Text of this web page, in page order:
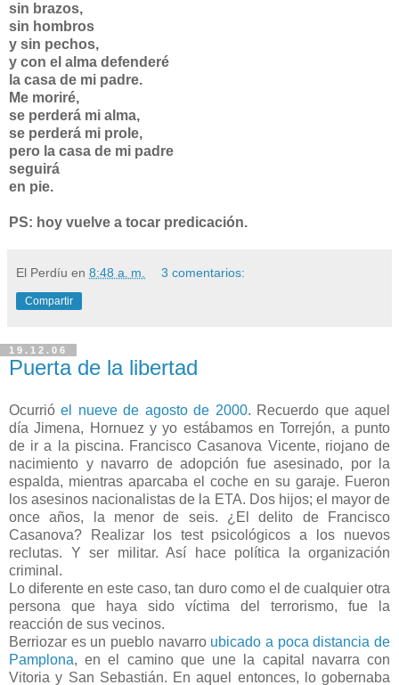
sin brazos,
sin hombros
y sin pechos,
y con el alma defenderé
la casa de mi padre.
Me moriré,
se perderá mi alma,
se perderá mi prole,
pero la casa de mi padre
seguirá
en pie.
PS: hoy vuelve a tocar predicación.
El Perdíu en 8:48 a. m. 3 comentarios:
Compartir
19.12.06
Puerta de la libertad
Ocurrióel nueve de agosto de 2000. Recuerdo que aquel
día Jimena, Hornuez y yo estábamos en Torrejón, a punto
de ir a la piscina. Francisco Casanova Vicente, riojano de
nacimiento y navarro de adopción fue asesinado, por la
espalda, mientras aparcaba el coche en su garaje. Fueron
los asesinos nacionalistas de la ETA. Dos hijos; el mayor de
once años, la menor de seis. ¿El delito de Francisco
Casanova? Realizar los test psicológicos a los nuevos
reclutas. Y ser militar. Así hace política la organización
criminal.
Lo diferente en este caso, tan duro como el de cualquier otra
persona que haya sido víctima del terrorismo, fue la
reacción de sus vecinos.
Berriozar es un pueblo navarro ubicado a poca distancia de
Pamplona, en el camino que une la capital navarra con
Vitoria y San Sebastián. En aquel entonces, lo gobernaba